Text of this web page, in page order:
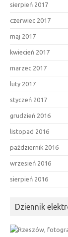
sierpień 2017
czerwiec 2017
maj 2017
kwiecień 2017
marzec 2017
luty 2017
styczeń 2017
grudzień 2016
listopad 2016
październik 2016
wrzesień 2016
sierpień 2016
Dziennik